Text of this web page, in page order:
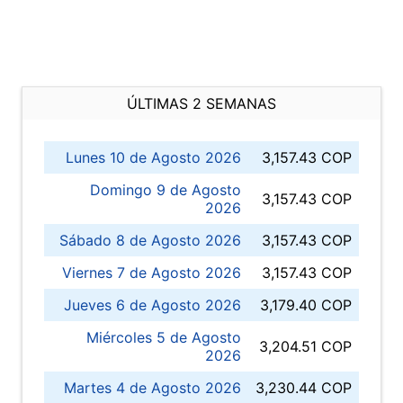
ÚLTIMAS 2 SEMANAS
Lunes 10 de Agosto 2026
3,157.43 COP
Domingo 9 de Agosto
2026
3,157.43 COP
Sábado 8 de Agosto 2026
3,157.43 COP
Viernes 7 de Agosto 2026
3,157.43 COP
Jueves 6 de Agosto 2026
3,179.40 COP
Miércoles 5 de Agosto
2026
3,204.51 COP
Martes 4 de Agosto 2026 3,230.44 COP